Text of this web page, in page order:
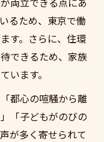
るため、東京で働
す。さらに、住環
できるため、家族
います。
都心の喧騒から離
「子どもがのびの
が多く寄せられて